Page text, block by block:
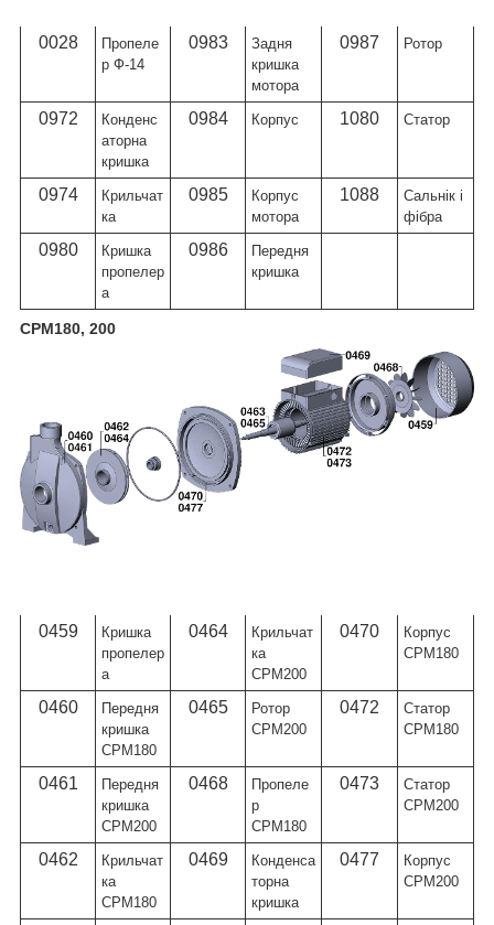
0028
Пропеле
р Ф-14
0983
Задня
кришка
мотора
0987 Ротор
0972
Конденс
аторна
кришка
0984 Корпус 1080 Статор
0974
Крильчат
ка
0985
Корпус
мотора
1088
Сальнік і
фібра
0980
Кришка
пропелер
а
0986
Передня
кришка
CPM180, 200
0459
Кришка
пропелер
а
0464
Крильчат
ка
CPM200
0470
Корпус
CPM180
0460
Передня
кришка
CPM180
0465
Ротор
CPM200
0472
Статор
CPM180
0461
Передня
кришка
CPM200
0468
Пропеле
р
CPM180
0473
Статор
CPM200
0462
Крильчат
ка
CPM180
0469
Конденса
торна
кришка
0477
Корпус
CPM200